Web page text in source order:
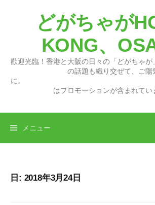
どがちゃが
KONG、
歡迎光臨！香港と大阪の日々の「どがちゃが
の話題も織り交ぜて、ご陽
に。 ＜本
はプロモーションが含まれてい
メニュー
日: 2018年3月24日